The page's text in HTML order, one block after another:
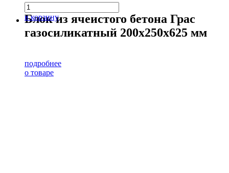
в корзину
Блок из ячеистого бетона Грас
газосиликатный 200х250х625 мм
подробнее
о товаре